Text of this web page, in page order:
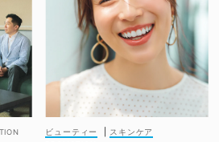
ビューティー スキンケア